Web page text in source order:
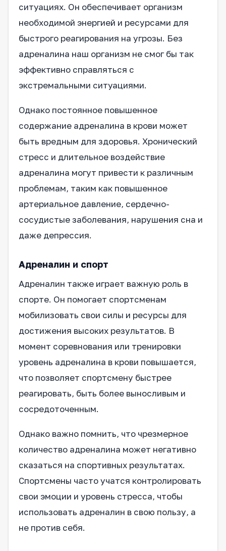
ситуациях. Он обеспечивает организм
необходимой энергией и ресурсами для
быстрого реагирования на угрозы. Без
адреналина наш организм не смог бы так
эффективно справляться с
экстремальными ситуациями.
Однако постоянное повышенное
содержание адреналина в крови может
быть вредным для здоровья. Хронический
стресс и длительное воздействие
адреналина могут привести к различным
проблемам, таким как повышенное
артериальное давление, сердечно-
сосудистые заболевания, нарушения сна и
даже депрессия.
Адреналин и спорт
Адреналин также играет важную роль в
спорте. Он помогает спортсменам
мобилизовать свои силы и ресурсы для
достижения высоких результатов. В
момент соревнования или тренировки
уровень адреналина в крови повышается,
что позволяет спортсмену быстрее
реагировать, быть более выносливым и
сосредоточенным.
Однако важно помнить, что чрезмерное
количество адреналина может негативно
сказаться на спортивных результатах.
Спортсмены часто учатся контролировать
свои эмоции и уровень стресса, чтобы
использовать адреналин в свою пользу, а
не против себя.